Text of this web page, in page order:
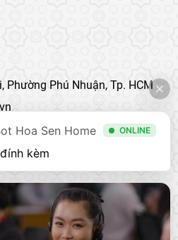
Phường Phú Nhuận, Tp. HCM
tôi để nhận bản cập nhật &
Hoa Sen Home ONLINE
kèm